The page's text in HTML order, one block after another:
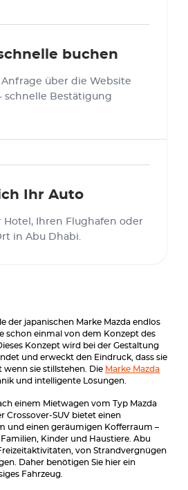
buchen
über die Website
schnelle Bestätigung
Ihr Auto
Hotel, Ihren Flughafen oder
in Abu Dhabi.
der japanischen Marke Mazda endlos
schon einmal von dem Konzept des
Konzept wird bei der Gestaltung
und erweckt den Eindruck, dass sie
wenn sie stillstehen. Die Marke Mazda
und intelligente Lösungen.
einem Mietwagen vom Typ Mazda
Crossover-SUV bietet einen
und einen geräumigen Kofferraum –
Kinder und Haustiere. Abu
von Strandvergnügen
Daher benötigen Sie hier ein
Fahrzeug.